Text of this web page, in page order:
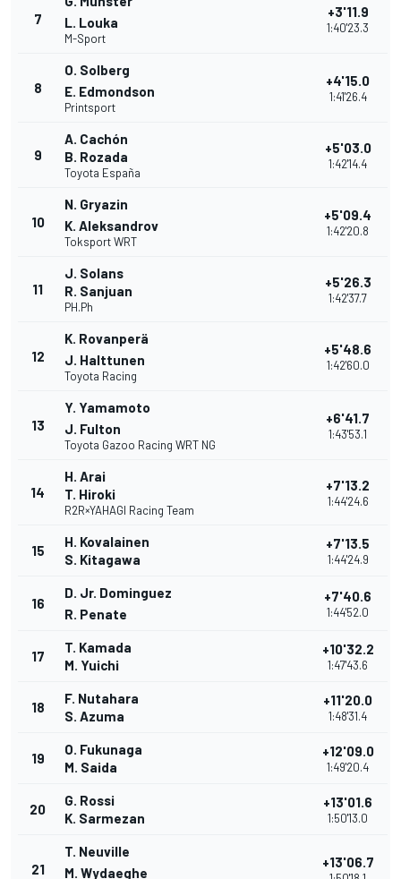
7
L. Louka
M-Sport
+3'11.9
1:40'23.3
8
O. Solberg
E. Edmondson
Printsport
+4'15.0
1:41'26.4
9
A. Cachón
B. Rozada
Toyota España
+5'03.0
1:42'14.4
10
N. Gryazin
K. Aleksandrov
Toksport WRT
+5'09.4
1:42'20.8
11
J. Solans
R. Sanjuan
PH.Ph
+5'26.3
1:42'37.7
12
K. Rovanperä
J. Halttunen
Toyota Racing
+5'48.6
1:42'60.0
13
Y. Yamamoto
J. Fulton
Toyota Gazoo Racing WRT NG
+6'41.7
1:43'53.1
14
H. Arai
T. Hiroki
R2R×YAHAGI Racing Team
+7'13.2
1:44'24.6
15
H. Kovalainen
S. Kitagawa
+7'13.5
1:44'24.9
16
D. Jr. Dominguez
R. Penate
+7'40.6
1:44'52.0
17
T. Kamada
M. Yuichi
+10'32.2
1:47'43.6
18
F. Nutahara
S. Azuma
+11'20.0
1:48'31.4
19
O. Fukunaga
M. Saida
+12'09.0
1:49'20.4
20
G. Rossi
K. Sarmezan
+13'01.6
1:50'13.0
21
T. Neuville
M. Wydaeghe
+13'06.7